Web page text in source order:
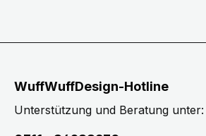
WuffWuffDesign-Hotline
Unterstützung und Beratung unter: